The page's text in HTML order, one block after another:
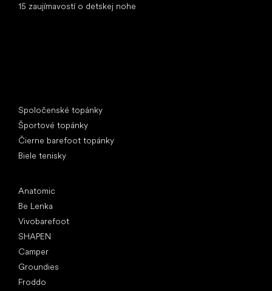
15 zaujímavostí o detskej nohe
Spoločenské topánky
Športové topánky
Čierne barefoot topánky
Biele tenisky
Anatomic
Be Lenka
Vivobarefoot
SHAPEN
Camper
Groundies
Froddo